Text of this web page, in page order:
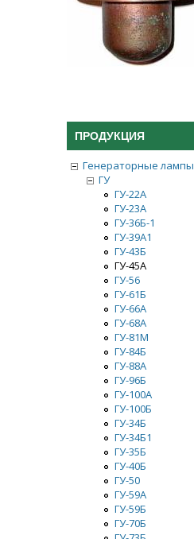
ПРОДУКЦИЯ
Генераторные лампы
ГУ
ГУ-22А
ГУ-23А
ГУ-36Б-1
ГУ-39А1
ГУ-43Б
ГУ-45А
ГУ-56
ГУ-61Б
ГУ-66A
ГУ-68А
ГУ-81М
ГУ-84Б
ГУ-88А
ГУ-96Б
ГУ-100А
ГУ-100Б
ГУ-34Б
ГУ-34Б1
ГУ-35Б
ГУ-40Б
ГУ-50
ГУ-59А
ГУ-59Б
ГУ-70Б